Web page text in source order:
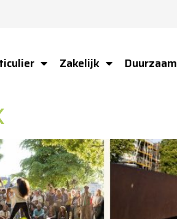
Zakelijk Duurzaam